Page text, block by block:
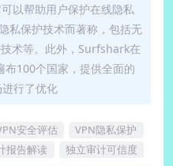
以帮助用户保护在线隐私
私保护技术而著称，包括无
术等。此外，Surfshark在
100个国家，提供全面的
行了优化
安全评估
VPN隐私保护
报告解读 独立审计可信度